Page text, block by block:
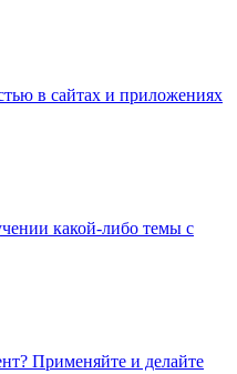
в сайтах и приложениях
какой-либо темы с
Применяйте и делайте